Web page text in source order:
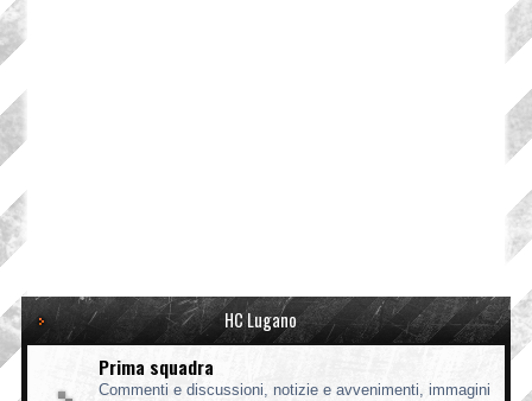
HC Lugano
Prima squadra
Commenti e discussioni, notizie e avvenimenti, immagini